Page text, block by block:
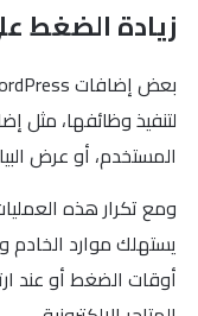
زيادة الضغط
لتنفيذ وظائفها، مثل
المستخدم، أو عرض
يستهلك موارد
أوقات الضغط أو عند